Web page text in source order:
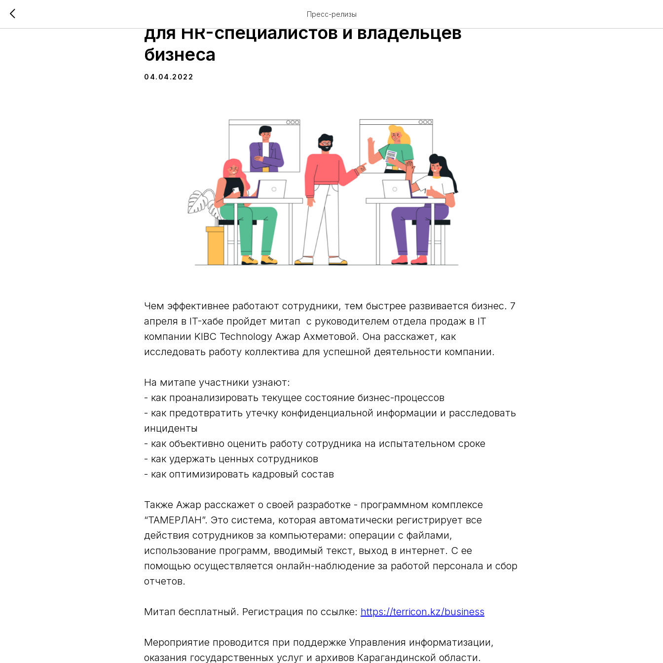
Пресс-релизы
Митап по работе с персоналом пройдет
для HR-специалистов и владельцев
бизнеса
04.04.2022
Чем эффективнее работают сотрудники, тем быстрее развивается бизнес. 7
апреля в IT-хабе пройдет митап с руководителем отдела продаж в IT
компании KIBC Technology Ажар Ахметовой. Она расскажет, как
исследовать работу коллектива для успешной деятельности компании.
На митапе участники узнают:
- как проанализировать текущее состояние бизнес-процессов
- как предотвратить утечку конфиденциальной информации и расследовать
инциденты
- как объективно оценить работу сотрудника на испытательном сроке
- как удержать ценных сотрудников
- как оптимизировать кадровый состав
Также Ажар расскажет о своей разработке - программном комплексе
“ТАМЕРЛАН”. Это система, которая автоматически регистрирует все
действия сотрудников за компьютерами: операции с файлами,
использование программ, вводимый текст, выход в интернет. С ее
помощью осуществляется онлайн-наблюдение за работой персонала и сбор
отчетов.
Митап бесплатный. Регистрация по ссылке: https://terricon.kz/business
Мероприятие проводится при поддержке Управления информатизации,
оказания государственных услуг и архивов Карагандинской области.